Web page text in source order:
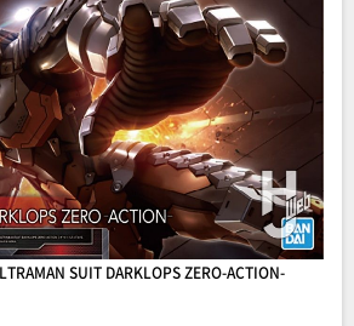
SUIT DARKLOPS ZERO-ACTION-